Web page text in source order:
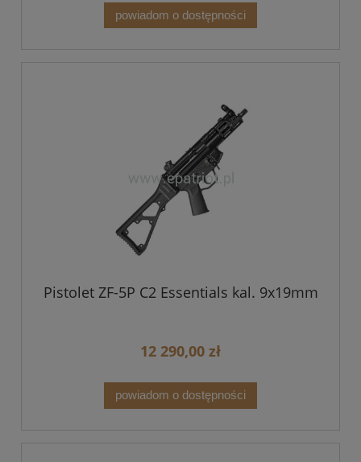
powiadom o dostępności
Pistolet ZF-5P C2 Essentials kal. 9x19mm
12 290,00 zł
powiadom o dostępności